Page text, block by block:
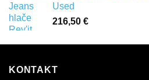
Used
216,50 €
KONTAKT